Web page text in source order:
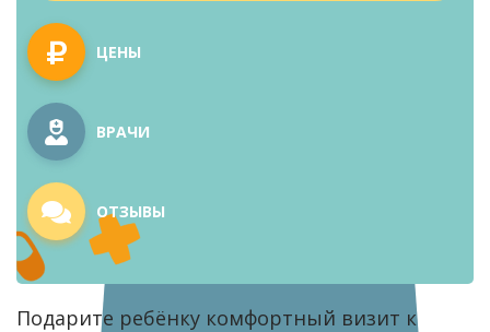
ЦЕНЫ
ВРАЧИ
ОТЗЫВЫ
Подарите ребёнку комфортный визит к